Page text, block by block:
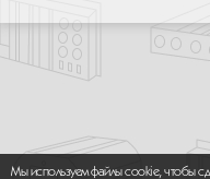
Мы используем файлы cookie, чтобы